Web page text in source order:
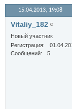
15.04.2013, 19:08
Vitaliy_182
Новый участник
Регистрация
Сообщений
5